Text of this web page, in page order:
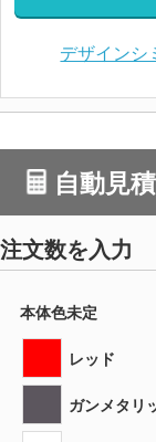
デザインシ
自動見積
注文数を入力
本体色未定
レッド
ガンメタリ